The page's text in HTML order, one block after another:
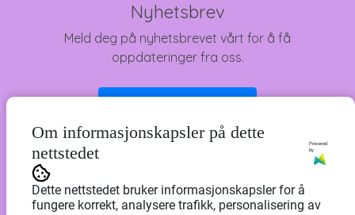
Nyhetsbrev
Meld deg på nyhetsbrevet vårt for å få
oppdateringer fra oss.
Om informasjonskapsler på dette
nettstedet
Powered
by
Dette nettstedet bruker informasjonskapsler for å
fungere korrekt, analysere trafikk, personalisering av